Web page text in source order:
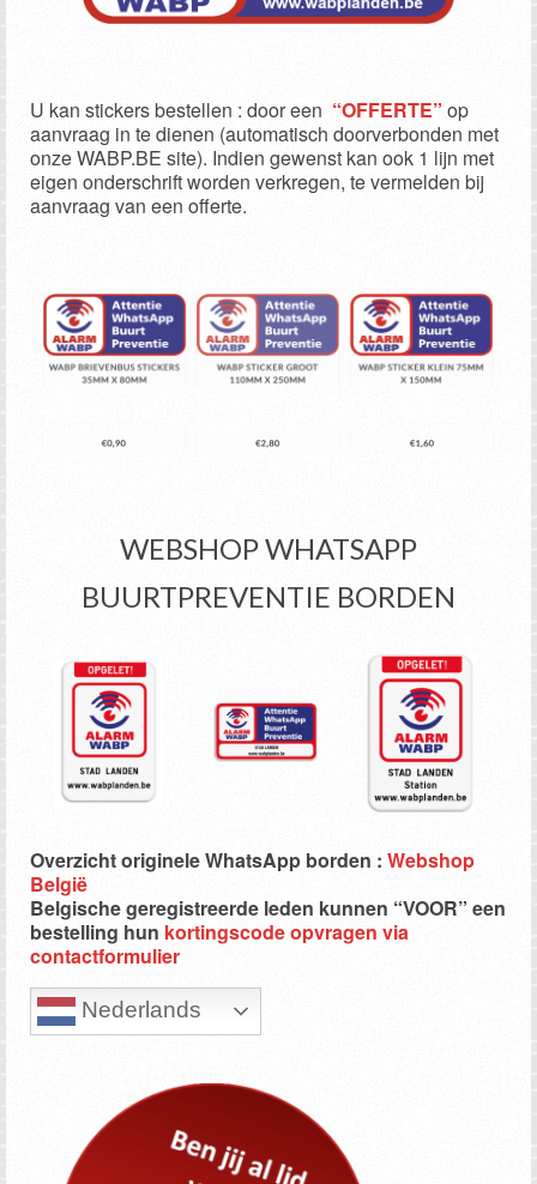
U kan stickers bestellen : door een “OFFERTE” op
aanvraag in te dienen (automatisch doorverbonden met
onze WABP.BE site). Indien gewenst kan ook 1 lijn met
eigen onderschrift worden verkregen, te vermelden bij
aanvraag van een offerte.
WEBSHOP WHATSAPP
BUURTPREVENTIE BORDEN
Overzicht originele WhatsApp borden : Webshop
België
Belgische geregistreerde leden kunnen “VOOR” een
bestelling hun kortingscode opvragen via
contactformulier
Nederlands